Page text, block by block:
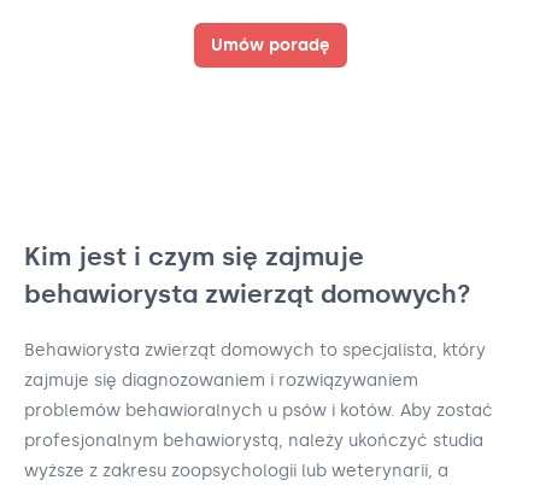
Umów poradę
Kim jest i czym się zajmuje
behawiorysta zwierząt domowych?
Behawiorysta zwierząt domowych to specjalista, który
zajmuje się diagnozowaniem i rozwiązywaniem
problemów behawioralnych u psów i kotów. Aby zostać
profesjonalnym behawiorystą, należy ukończyć studia
wyższe z zakresu zoopsychologii lub weterynarii, a